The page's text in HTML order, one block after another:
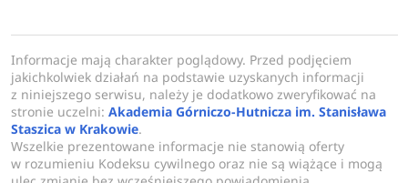
zarządzania zespołem, analizy danych oraz podejmowania
decyzji w dynamicznym i niepewnym otoczeniu.
Studia prowadzone są w dwóch wariantach
organizacyjnych – trzy- lub czterosemestralnym, w
zależności od wcześniejszego wykształcenia kandydata.
Informacje mają charakter poglądowy. Przed podjęciem
jakichkolwiek działań na podstawie uzyskanych informacji
z niniejszego serwisu, należy je dodatkowo zweryfikować na
stronie uczelni:Akademia Górniczo-Hutnicza im. Stanisława
Staszica w Krakowie.
Wszelkie prezentowane informacje nie stanowią oferty
w rozumieniu Kodeksu cywilnego oraz nie są wiążące i mogą